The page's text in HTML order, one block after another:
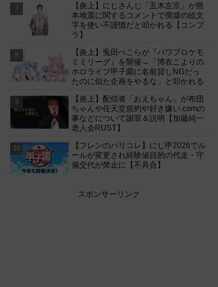
【炎上】にじさんじ「五木左京」が熊
本地震に関するコメントで廃墟の絵文
字を使い不謹慎だと叩かれる【コンプ
ラ】
【炎上】兎田ぺこらが『パワプロケモ
ミミリーグ』を開催→「博衣こよりの
ホロライブ甲子園に名前貸しNGだっ
たのに似た企画をやるな」と叩かれる
【炎上】配信者「おえちゃん」が布団
ちゃんや任天堂規約や好き嫌い.comの
事などについて謝罪＆説明【加藤純一
老人会RUST】
【フレンのパリコレ】にじ甲2026でル
ールが変更され経験値目的の代走・守
備交代が禁止に【不具合】
スポンサーリンク